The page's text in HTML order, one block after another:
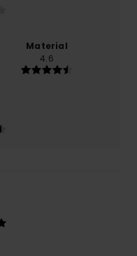
Material
4.6